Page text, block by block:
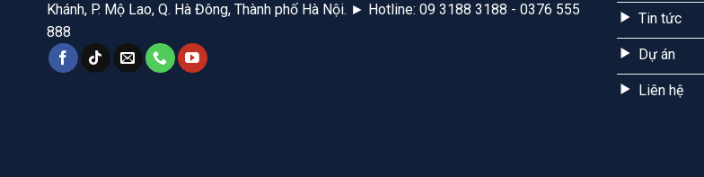
Khánh, P. Mộ Lao, Q. Hà Đông, Thành phố Hà Nội. ► Hotline: 09 3188 3188 - 0376 555
888
Tin tức
Dự án
Liên hệ